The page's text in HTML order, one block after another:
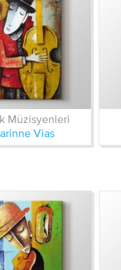
Müzisyenleri
Vias